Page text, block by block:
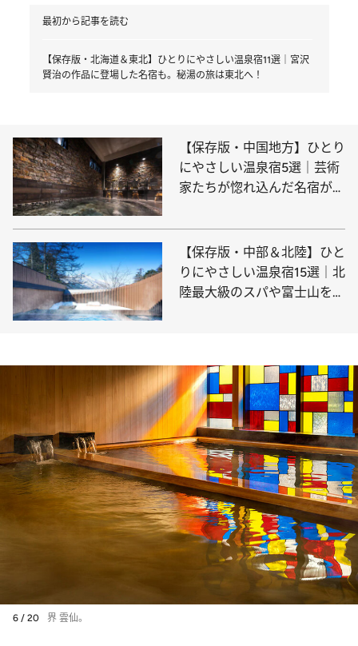
最初から記事を読む
【保存版・北海道＆東北】ひとりにやさしい温泉宿11選｜宮沢
賢治の作品に登場した名宿も。秘湯の旅は東北へ！
【保存版・中国地方】ひとり
にやさしい温泉宿5選｜芸術
家たちが惚れ込んだ名宿が岡
【保存版・中部＆北陸】ひと
りにやさしい温泉宿15選｜北
陸最大級のスパや富士山を眺
6 / 20 界 雲仙。